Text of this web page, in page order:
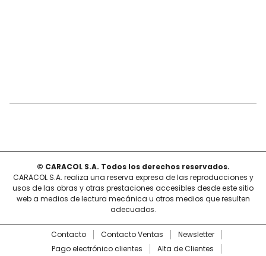
© CARACOL S.A. Todos los derechos reservados.
CARACOL S.A. realiza una reserva expresa de las reproducciones y
usos de las obras y otras prestaciones accesibles desde este sitio
web a medios de lectura mecánica u otros medios que resulten
adecuados.
Contacto Contacto Ventas
Newsletter
Pago electrónico clientes
Alta de Clientes